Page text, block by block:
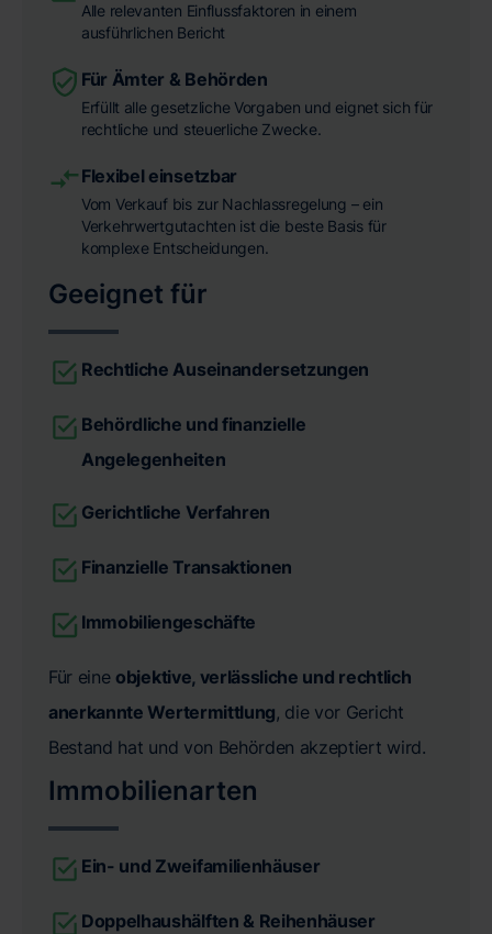
Alle relevanten Einflussfaktoren in einem
ausführlichen Bericht
Für Ämter & Behörden
Erfüllt alle gesetzliche Vorgaben und eignet sich für
rechtliche und steuerliche Zwecke.
Flexibel einsetzbar
Vom Verkauf bis zur Nachlassregelung – ein
Verkehrwertgutachten ist die beste Basis für
komplexe Entscheidungen.
Geeignet für
Rechtliche Auseinandersetzungen
Behördliche und finanzielle
Angelegenheiten
Gerichtliche Verfahren
Finanzielle Transaktionen
Immobiliengeschäfte
Für eine objektive, verlässliche und rechtlich
anerkannte Wertermittlung, die vor Gericht
Bestand hat und von Behörden akzeptiert wird.
Immobilienarten
Ein- und Zweifamilienhäuser
Doppelhaushälften & Reihenhäuser